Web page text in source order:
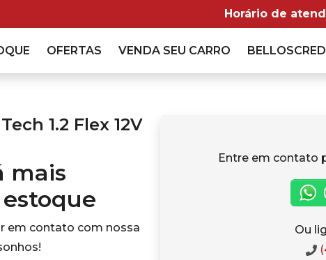
Horário de
OFERTAS VENDA SEU CARRO BELLOSCRED
1.2 Flex 12V
mais
em contato com nossa
Entre em contato
Ou